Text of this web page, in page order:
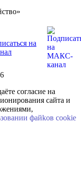
согласие на
сайта и
файkов cookie